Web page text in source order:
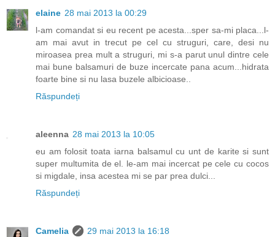
elaine 28 mai 2013 la 00:29
l-am comandat si eu recent pe acesta...sper sa-mi placa...l-
am mai avut in trecut pe cel cu struguri, care, desi nu
miroasea prea mult a struguri, mi s-a parut unul dintre cele
mai bune balsamuri de buze incercate pana acum...hidrata
foarte bine si nu lasa buzele albicioase..
Răspundeți
aleenna 28 mai 2013 la 10:05
eu am folosit toata iarna balsamul cu unt de karite si sunt
super multumita de el. le-am mai incercat pe cele cu cocos
si migdale, insa acestea mi se par prea dulci...
Răspundeți
Camelia
29 mai 2013 la 16:18